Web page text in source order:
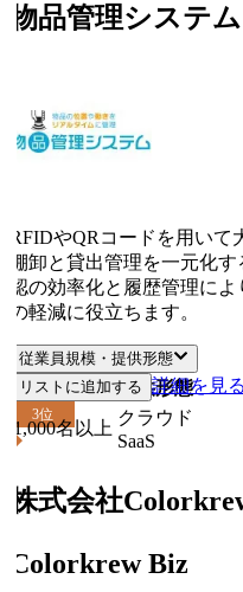
品管理システム
やQRコードを用いて
卸と貸出管理を一元化す
の効率化と履歴管理によ
軽減に役立ちます。
従業員規模・提供形態
従業員規模 提供形態
名以上
クラウド
SaaS
リストに追加する 詳細を見る
位
式会社Colorkrew
Biz